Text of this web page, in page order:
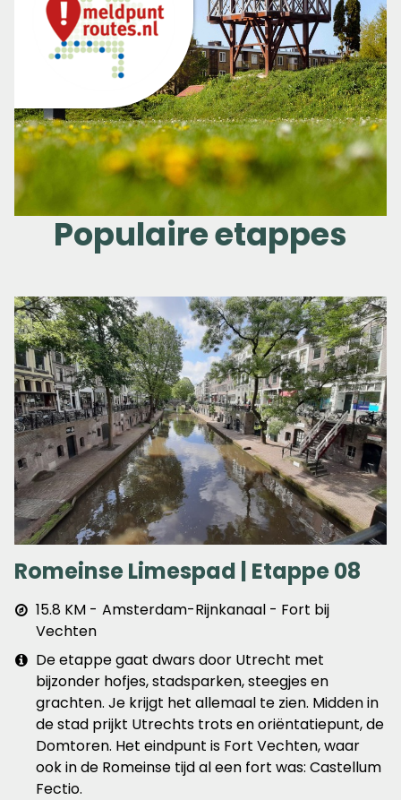
Populaire etappes
Romeinse Limespad | Etappe 08
Afstand
&
plaats
15.8 KM
Amsterdam-Rijnkanaal - Fort bij
Vechten
Extra
info
De etappe gaat dwars door Utrecht met
bijzonder hofjes, stadsparken, steegjes en
grachten. Je krijgt het allemaal te zien. Midden in
de stad prijkt Utrechts trots en oriëntatiepunt, de
Domtoren. Het eindpunt is Fort Vechten, waar
ook in de Romeinse tijd al een fort was: Castellum
Fectio.